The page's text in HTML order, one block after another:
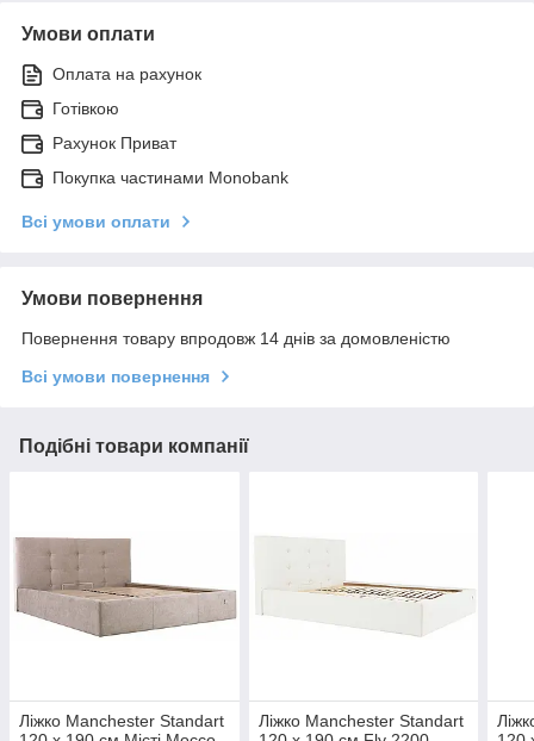
Умови оплати
Оплата на рахунок
Готівкою
Рахунок Приват
Покупка частинами Monobank
Всі умови оплати
Умови повернення
Повернення товару впродовж 14 днів за домовленістю
Всі умови повернення
Подібні товари компанії
Ліжко Manchester Standart
Ліжко Manchester Standart